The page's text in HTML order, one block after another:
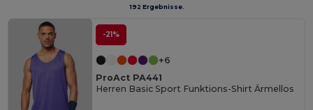
192 Ergebnisse.
-21%
+6
ProAct PA441
Herren Basic Sport Funktions-Shirt Ärmellos